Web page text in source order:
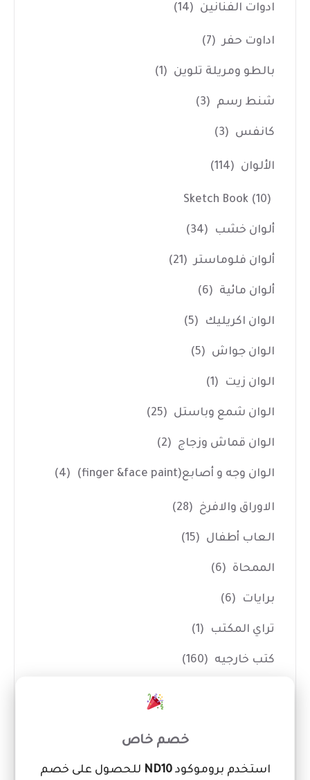
ادوات الفنانين (14)
اداوت حفر (7)
بالطو ومريلة تلوين (1)
شنط رسم (3)
كانفس (3)
الألوان (114)
Sketch Book (10)
ألوان خشب (34)
ألوان فلوماستر (21)
ألوان مائية (6)
الوان اكريليك (5)
الوان جواش (5)
الوان زيت (1)
الوان شمع وباستل (25)
الوان قماش وزجاج (2)
الوان وجه و أصابع(finger &face paint) (4)
الاوراق والافرخ (28)
العاب أطفال (15)
الممحاة (6)
برايات (6)
تراي المكتب (1)
كتب خارجيه (160)
(2)
خصم خاص
استخدم بروموكودND10 للحصول على خصم